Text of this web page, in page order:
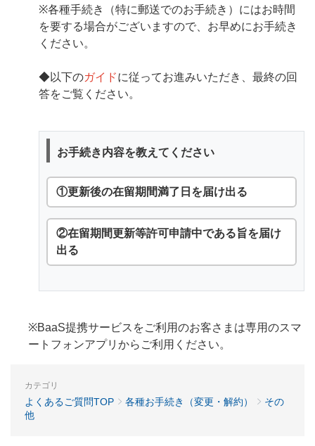
※各種手続き（特に郵送でのお手続き）にはお時間
を要する場合がございますので、お早めにお手続き
ください。
◆以下のガイドに従ってお進みいただき、最終の回
答をご覧ください。
お手続き内容を教えてください
①更新後の在留期間満了日を届け出る
②在留期間更新等許可申請中である旨を届け
出る
※BaaS提携サービスをご利用のお客さまは専用のスマ
ートフォンアプリからご利用ください。
カテゴリ
よくあるご質問TOP 各種お手続き（変更・解約）
その
他